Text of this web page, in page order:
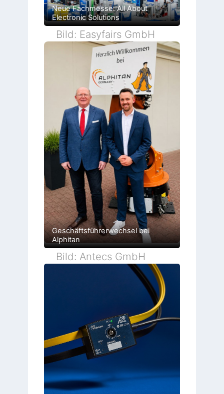
Neue Fachmesse: All About
Electronic Solutions
Bild: Easyfairs GmbH
Geschäftsführerwechsel bei
Alphitan
Bild: Antecs GmbH